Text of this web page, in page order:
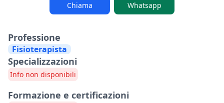
Chiama Whatsapp
Professione
Fisioterapista
Specializzazioni
Info non disponibili
Formazione e certificazioni